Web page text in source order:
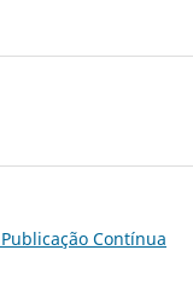
Contínua